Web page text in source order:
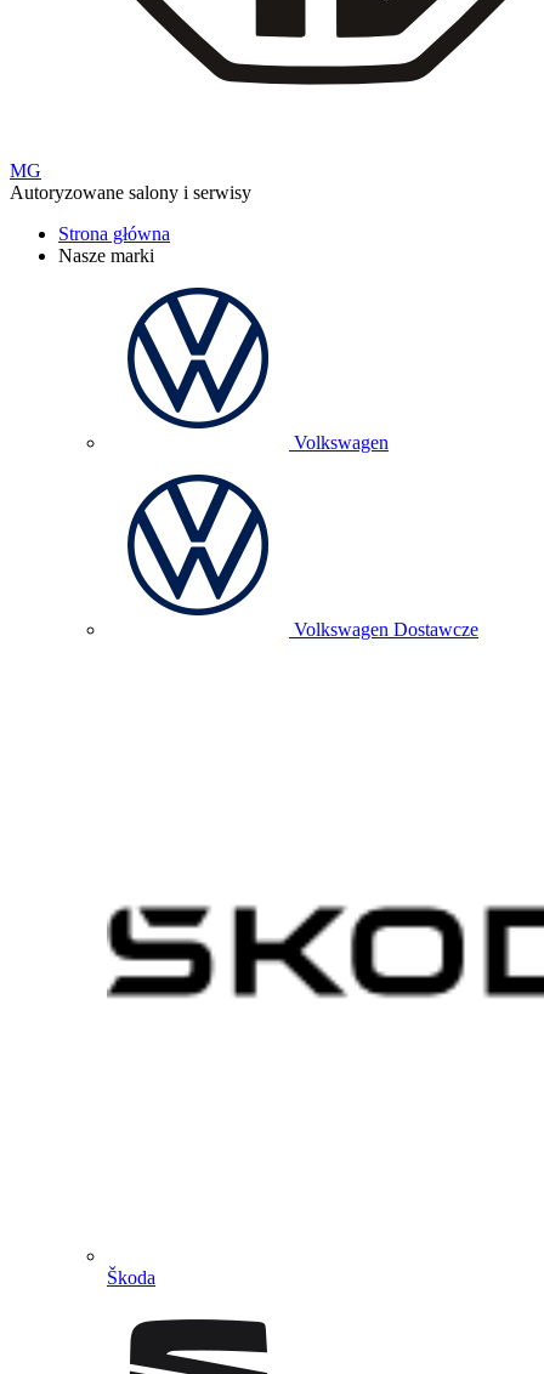
MG
Autoryzowane salony i serwisy
Strona główna
Nasze marki
Volkswagen
Volkswagen Dostawcze
Škoda